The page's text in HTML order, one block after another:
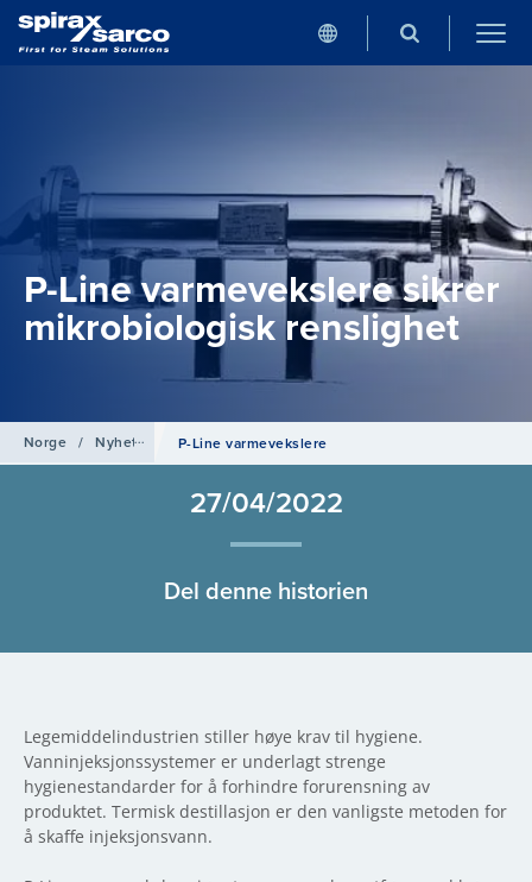
P-Line varmevekslere sikrer
mikrobiologisk renslighet
Norge / Nyheter P-Line varmevekslere
27/04/2022
Del denne historien
Legemiddelindustrien stiller høye krav til hygiene.
Vanninjeksjonssystemer er underlagt strenge
hygienestandarder for å forhindre forurensning av
produktet. Termisk destillasjon er den vanligste metoden for
å skaffe injeksjonsvann.